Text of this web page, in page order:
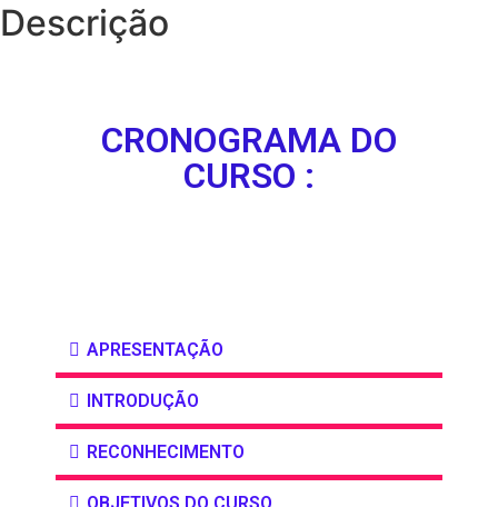
Descrição
CRONOGRAMA DO
CURSO :
APRESENTAÇÃO
INTRODUÇÃO
RECONHECIMENTO